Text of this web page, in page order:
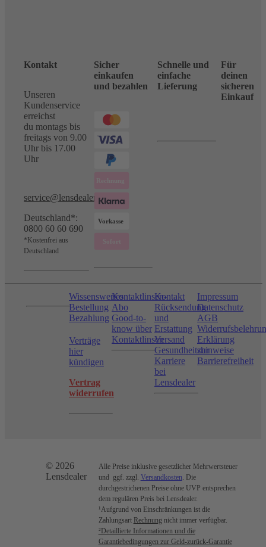
Kontakt
Unseren
Kundenservice
erreichst
du montags bis
freitags von 9.00
Uhr bis 17.00
Uhr
service@lensdealer.com
Deutschland*:
0800 60 60 690
*Kostenfrei aus
Deutschland
Sicher
einkaufen
und bezahlen
Schnelle und
einfache
Lieferung
Für
deinen
sicheren
Einkauf
Wissenswertes
Bestellung
Bezahlung
Verträge
hier
kündigen
Vertrag
widerrufen
Kontaktlinsen-
Abo
Good-to-
know über
Kontaktlinsen
Kontakt
Rücksendung
und
Erstattung
Versand
Gesundheitshinweise
Karriere
bei
Lensdealer
Impressum
Datenschutz
AGB
Erklärung
zur
Barrierefreiheit
© 2026
Lensdealer
Alle Preise inklusive gesetzlicher Mehrwertsteuer
und ggf. zzgl. Versandkosten. Die
durchgestrichenen Preise ohne UVP entsprechen
dem regulären Preis bei Lensdealer.
¹Aufgrund von Einschränkungen ist die
Zahlungsart Rechnungnicht immer verfügbar.
²Detaillierte Informationen und die
Garantiebedingungen zur Geld-zurück-Garantie